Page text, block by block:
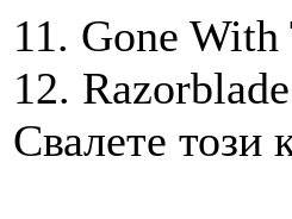
11. Gone With
12.
Свалете този